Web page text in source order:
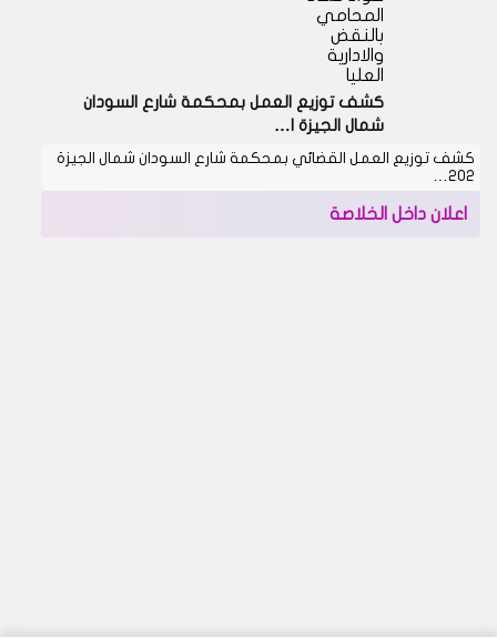
المحامي
بالنقض
والادارية
العليا
كشف توزيع العمل بمحكمة شارع السودان
شمال الجيزة ا…
كشف توزيع العمل القضائي بمحكمة شارع السودان شمال الجيزة
202…
اعلان داخل الخلاصة